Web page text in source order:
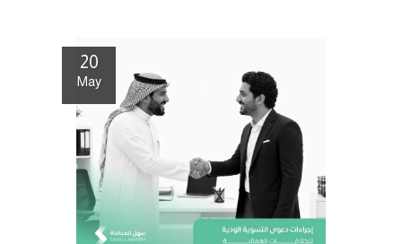
20
May